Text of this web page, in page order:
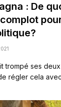
: De
complot
trompé ses
régler cela